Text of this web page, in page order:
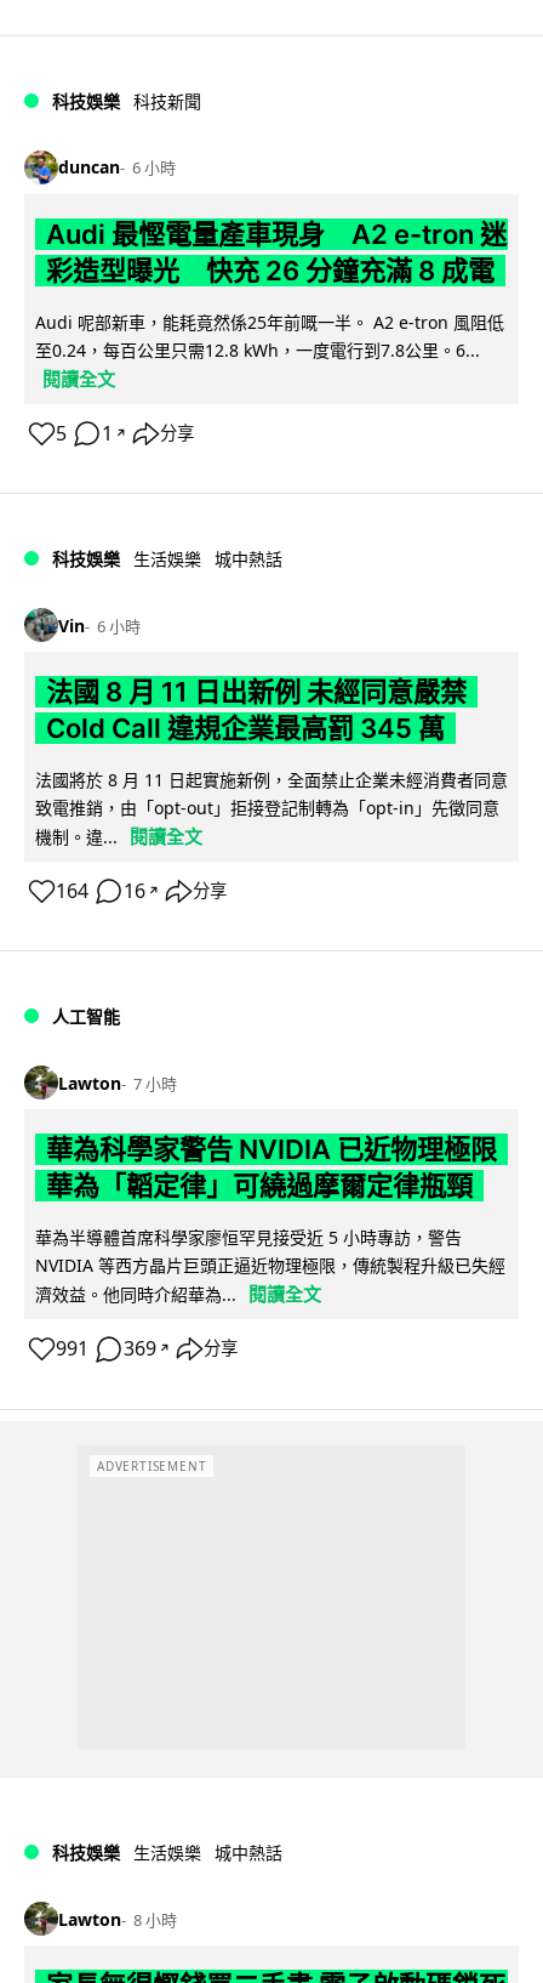
科技娛樂 科技新聞
duncan 6 小時
Audi 最慳電量產車現身 A2 e-tron 迷
彩造型曝光 快充 26 分鐘充滿 8 成電
Audi 呢部新車，能耗竟然係25年前嘅一半。 A2 e-tron 風阻低
至0.24，每百公里只需12.8 kWh，一度電行到7.8公里。6...
閱讀全文
5 1 ↗ 分享
科技娛樂 生活娛樂 城中熱話
Vin 6 小時
法國 8 月 11 日出新例 未經同意嚴禁
Cold Call 違規企業最高罰 345 萬
法國將於 8 月 11 日起實施新例，全面禁止企業未經消費者同意
致電推銷，由「opt-out」拒接登記制轉為「opt-in」先徵同意
機制。違...
閱讀全文
164 16 ↗ 分享
人工智能
Lawton 7 小時
華為科學家警告 NVIDIA 已近物理極限
華為「韜定律」可繞過摩爾定律瓶頸
華為半導體首席科學家廖恒罕見接受近 5 小時專訪，警告
NVIDIA 等西方晶片巨頭正逼近物理極限，傳統製程升級已失經
濟效益。他同時介紹華為...
閱讀全文
991 369 ↗ 分享
ADVERTISEMENT
科技娛樂 生活娛樂 城中熱話
Lawton 8 小時